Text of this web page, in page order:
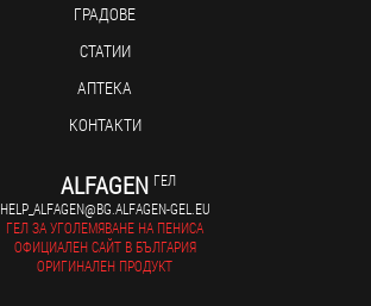
ГРАДОВЕ
СТАТИИ
АПТЕКА
КОНТАКТИ
ALFAGEN ГЕЛ
HELP_ALFAGEN@BG.ALFAGEN-GEL.EU
ГЕЛ ЗА УГОЛЕМЯВАНЕ НА ПЕНИСА
ОФИЦИАЛЕН САЙТ В БЪЛГАРИЯ
ОРИГИНАЛЕН ПРОДУКТ